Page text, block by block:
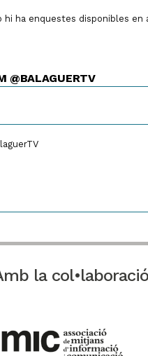
hi ha enquestes disponibles
@BALAGUERTV
la